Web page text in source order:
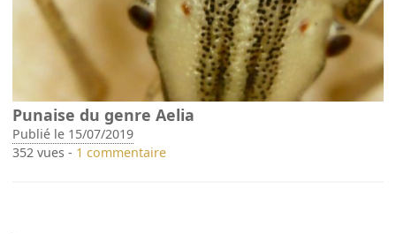
Punaise du genre Aelia
Publié le 15/07/2019
352 vues - 1 commentaire